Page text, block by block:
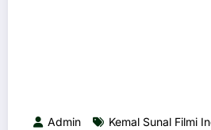
Admin Kemal Sunal Filmi